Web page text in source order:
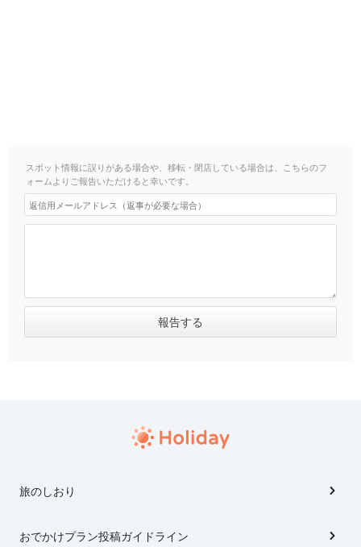
スポット情報に誤りがある場合や、移転・閉店している場合は、こちらのフ
ォームよりご報告いただけると幸いです。
旅のしおり
おでかけプラン投稿ガイドライン